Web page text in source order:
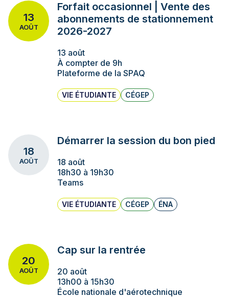
13
AOÛT
Forfait occasionnel | Vente des
abonnements de stationnement
2026-2027
13 août
À compter de 9h
Plateforme de la SPAQ
VIE ÉTUDIANTE CÉGEP
18
AOÛT
Démarrer la session du bon pied
18 août
18h30 à 19h30
Teams
VIE ÉTUDIANTE CÉGEP ÉNA
20
AOÛT
Cap sur la rentrée
20 août
13h00 à 15h30
École nationale d'aérotechnique